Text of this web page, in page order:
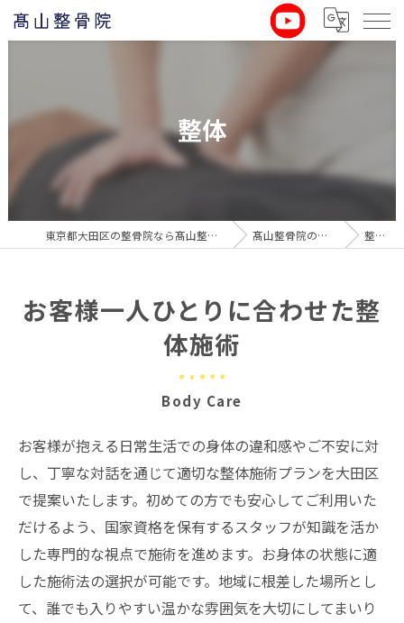
整体
東京都大田区の整骨院なら髙山整骨院 髙山整骨院の特徴 整体
お客様一人ひとりに合わせた整
体施術
Body Care
お客様が抱える日常生活での身体の違和感やご不安に対
し、丁寧な対話を通じて適切な整体施術プランを大田区
で提案いたします。初めての方でも安心してご利用いた
だけるよう、国家資格を保有するスタッフが知識を活か
した専門的な視点で施術を進めます。お身体の状態に適
した施術法の選択が可能です。地域に根差した場所とし
て、誰でも入りやすい温かな雰囲気を大切にしてまいり